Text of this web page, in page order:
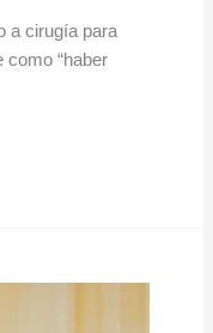
a cirugía para
como “haber